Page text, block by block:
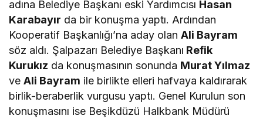
adına Belediye Başkanı eski Yardımcısı Hasan
Karabayır da bir konuşma yaptı. Ardından
Kooperatif Başkanlığı’na aday olanAli Bayram
söz aldı. Şalpazarı Belediye Başkanı Refik
Kurukız da konuşmasının sonunda Murat Yılmaz
veAli Bayram ile birlikte elleri hafvaya kaldırarak
birlik-beraberlik vurgusu yaptı. Genel Kurulun son
konuşmasını ise Beşikdüzü Halkbank Müdürü